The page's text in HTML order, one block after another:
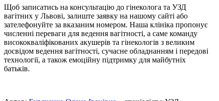
Щоб записатись на консультацію до гінеколога та УЗД
вагітних у Львові, залиште заявку на нашому сайті або
зателефонуйте за вказаним номером. Наша клініка пропонує
численні переваги для ведення вагітності, а саме команду
висококваліфікованих акушерів та гінекологів з великим
досвідом ведення вагітності, сучасне обладнанням і передовi
технології, а також емоційну підтримку для майбутнiх
батькiв.